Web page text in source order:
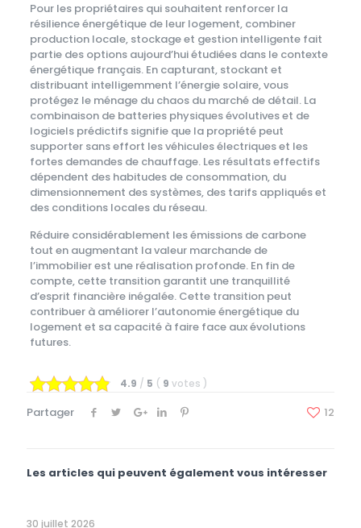
Pour les propriétaires qui souhaitent renforcer la
résilience énergétique de leur logement, combiner
production locale, stockage et gestion intelligente fait
partie des options aujourd’hui étudiées dans le contexte
énergétique français. En capturant, stockant et
distribuant intelligemment l’énergie solaire, vous
protégez le ménage du chaos du marché de détail. La
combinaison de batteries physiques évolutives et de
logiciels prédictifs signifie que la propriété peut
supporter sans effort les véhicules électriques et les
fortes demandes de chauffage. Les résultats effectifs
dépendent des habitudes de consommation, du
dimensionnement des systèmes, des tarifs appliqués et
des conditions locales du réseau.
Réduire considérablement les émissions de carbone
tout en augmentant la valeur marchande de
l’immobilier est une réalisation profonde. En fin de
compte, cette transition garantit une tranquillité
d’esprit financière inégalée. Cette transition peut
contribuer à améliorer l’autonomie énergétique du
logement et sa capacité à faire face aux évolutions
futures.
4.9 / 5 ( 9 votes )
Partager 12
Les articles qui peuvent également vous intéresser
30 juillet 2026